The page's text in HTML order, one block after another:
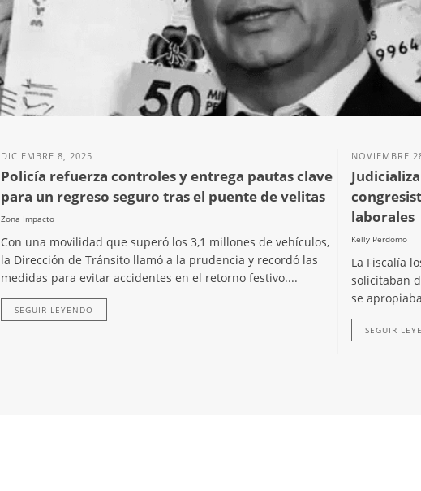
DICIEMBRE 8, 2025
Policía refuerza controles y entrega pautas clave
para un regreso seguro tras el puente de velitas
Zona Impacto
Con una movilidad que superó los 3,1 millones de vehículos,
la Dirección de Tránsito llamó a la prudencia y recordó las
medidas para evitar accidentes en el retorno festivo....
SEGUIR LEYENDO
NOVIEMBRE
laborales
Kelly Perdomo
La Fiscalía
solicitaban
se
SEGUIR